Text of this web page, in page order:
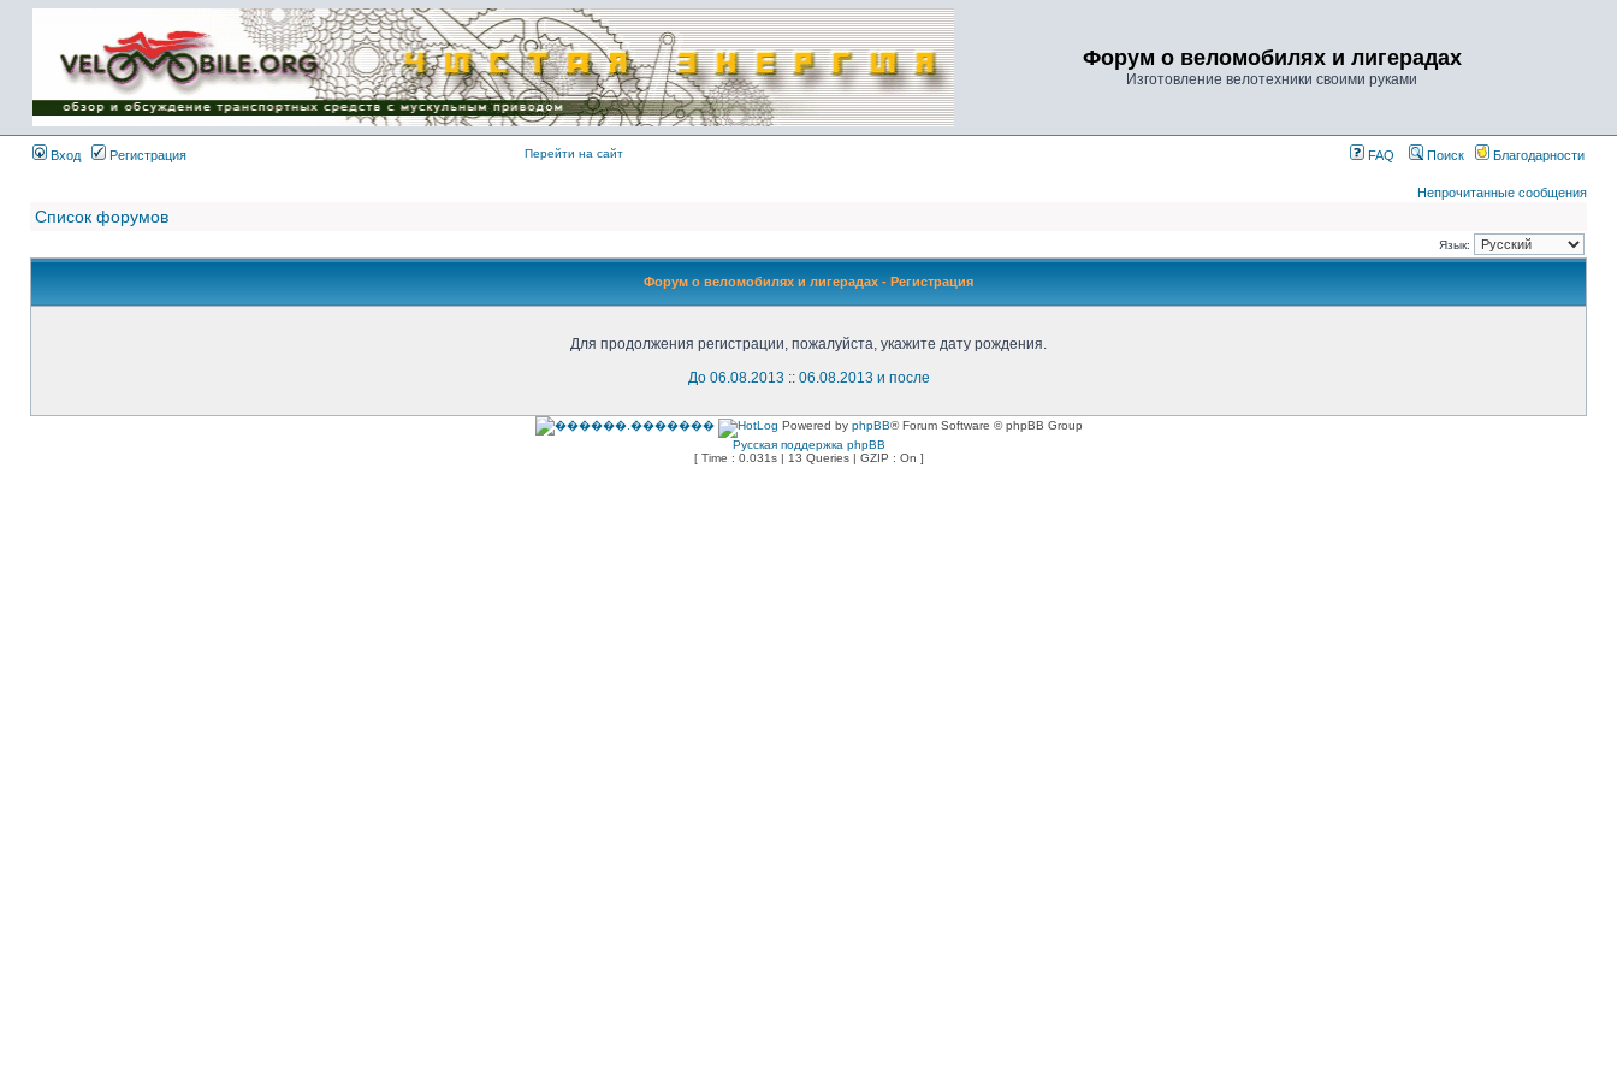
Имя пользователя:
Пароль:
{ LOG_ME_IN_SHORT
}
Форум о веломобилях и лигерадах
Изготовление велотехники своими руками
Вход Регистрация Перейти на сайт FAQ Поиск Благодарности
Непрочитанные сообщения
Список форумов
Язык:
Форум о веломобилях и лигерадах - Регистрация
Для продолжения регистрации, пожалуйста, укажите дату рождения.
До 06.08.2013 :: 06.08.2013 и после
Powered by phpBB® Forum Software © phpBB Group
Русская поддержка phpBB
[ Time : 0.031s | 13 Queries | GZIP : On ]